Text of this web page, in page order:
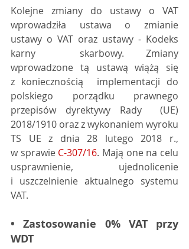
Kolejne zmiany do ustawy o VAT
wprowadziła ustawa o zmianie
ustawy o VAT oraz ustawy - Kodeks
karny  skarbowy. Zmiany
wprowadzone tą ustawą wiążą się
z koniecznością  implementacji do
polskiego porządku prawnego
przepisów dyrektywy Rady  (UE)
2018/1910 oraz z wykonaniem wyroku
TS UE z dnia 28 lutego 2018 r.,
w sprawie C-307/16. Mają one na celu
usprawnienie, ujednolicenie
i uszczelnienie aktualnego systemu
VAT.
• Zastosowanie 0% VAT przy
WDT